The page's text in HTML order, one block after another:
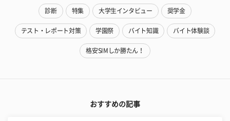
診断 特集 大学生インタビュー 奨学金
テスト・レポート対策 学園祭 バイト知識 バイト体験談
格安SIMしか勝たん！
おすすめの記事